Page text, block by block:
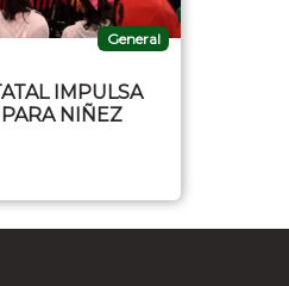
General
IMPULSA
NIÑEZ